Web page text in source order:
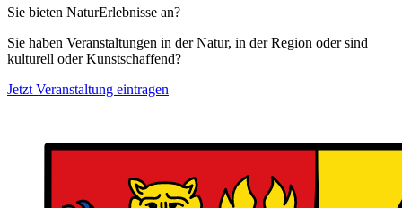
Sie bieten NaturErlebnisse an?
Sie haben Veranstaltungen in der Natur, in der Region oder sind
kulturell oder Kunstschaffend?
Jetzt Veranstaltung eintragen